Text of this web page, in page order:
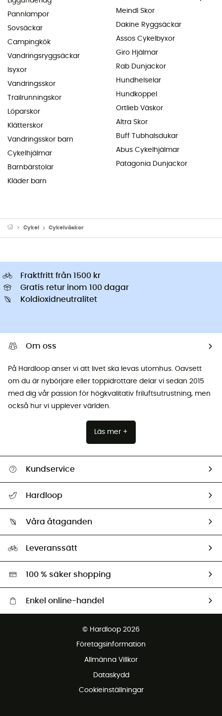
Pannlampor
Sovsäckar
Campingkök
Vandringsryggsäckar
Isyxor
Vandringsskor
Trailrunningskor
Löparskor
Klätterskor
Vandringsskor barn
Cykelhjälmar
Barnbärstolar
Kläder barn
Meindl Skor
Dakine Ryggsäckar
Assos Cykelbyxor
Giro Hjälmar
Rab Dunjackor
Hundhelselar
Hundkoppel
Ortlieb Väskor
Altra Skor
Buff Tubhalsdukar
Abus Cykelhjälmar
Patagonia Dunjackor
Cykel Cykelväskor
Fraktfritt från 1500 kr
Gratis retur inom 100 dagar
Koldioxidneutralitet
Om oss
På Hardloop anser vi att livet ska levas utomhus. Oavsett
om du är nybörjare eller toppidrottare delar vi sedan 2015
med dig vår passion för högkvalitativ friluftsutrustning, men
också hur vi upplever världen.
Läs mer +
Kundservice
Retur & återbetalning
Hardloop
Ambassadörer
Våra åtaganden
Miljöanpassat urval
Leveranssätt
100 % säker shopping
Enkel online-handel
Gratis retur inom 100 dagar
© Hardloop 2026
Företagsinformation
Allmänna Villkor
Dataskydd
Cookieinställningar